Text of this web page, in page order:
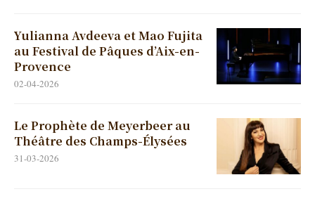
Yulianna Avdeeva et Mao Fujita
au Festival de Pâques d’Aix-en-
Provence
02-04-2026
Le Prophète de Meyerbeer au
Théâtre des Champs-Élysées
31-03-2026